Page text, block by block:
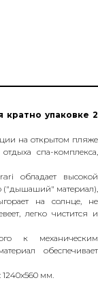
упаковке 2
на открытом пляже
спа-комплекса,
обладает высокой
("дышаший" материал),
на солнце, не
легко чистится и
к механическим
обеспечивает
мм.